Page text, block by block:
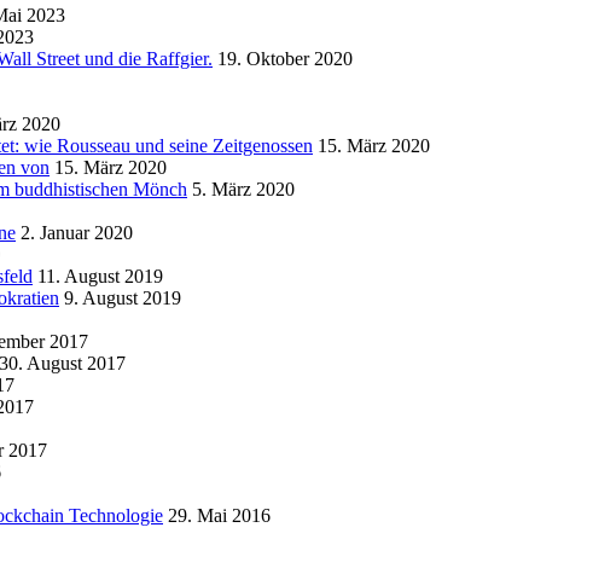
2023
Street und die Raffgier. 19. Oktober 2020
2020
wie Rousseau und seine Zeitgenossen 15. März 2020
von 15. März 2020
buddhistischen Mönch 5. März 2020
2. Januar 2020
11. August 2019
9. August 2019
2017
30. August 2017
2017
Technologie 29. Mai 2016